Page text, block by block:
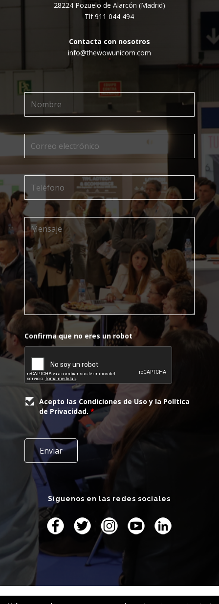
28224 Pozuelo de Alarcón (Madrid)
Tlf 911 044 494
Contacta con nosotros
info@thewowunicorn.com
Confirma que no eres un robot
Acepto las Condiciones de Uso y la Política
de Privacidad. *
Síguenos en las redes sociales